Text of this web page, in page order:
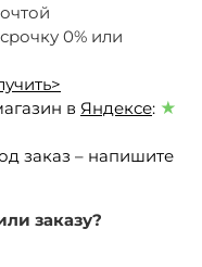
0% или
в Яндексе: ★
заказ – напишите
заказу?